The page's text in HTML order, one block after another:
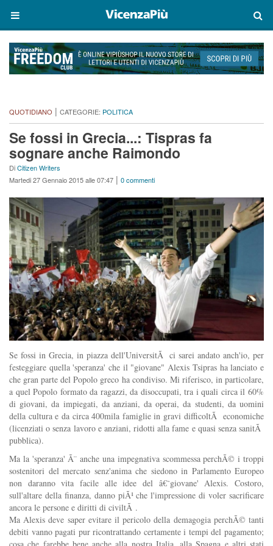
QUOTIDIANO | CATEGORIE: POLITICA
Se fossi in Grecia...: Tispras fa
sognare anche Raimondo
DiCitizen Writers
Martedi 27 Gennaio 2015 alle 07:47 | 0 commenti
Se fossi in Grecia, in piazza dell'UniversitÃ ci sarei andato anch'io, per
festeggiare quella 'speranza' che il "giovane" Alexis Tsipras ha lanciato e
che gran parte del Popolo greco ha condiviso. Mi riferisco, in particolare,
a quel Popolo formato da ragazzi, da disoccupati, tra i quali circa il 60%
di giovani, da impiegati, da anziani, da operai, da studenti, da uomini
della cultura e da circa 400mila famiglie in gravi difficoltÃ economiche
(licenziati o senza lavoro e anziani, ridotti alla fame e quasi senza sanitÃ
pubblica).
Ma la 'speranza' Ã¨ anche una impegnativa scommessa perchÃ© i troppi
sostenitori del mercato senz'anima che siedono in Parlamento Europeo
non daranno vita facile alle idee del â€˜giovane' Alexis. Costoro,
sull'altare della finanza, danno piÃ¹ che l'impressione di voler sacrificare
ancora le persone e diritti di civiltÃ .
Ma Alexis deve saper evitare il pericolo della demagogia perchÃ© tanti
debiti vanno pagati pur ricontrattando certamente i tempi del pagamento;